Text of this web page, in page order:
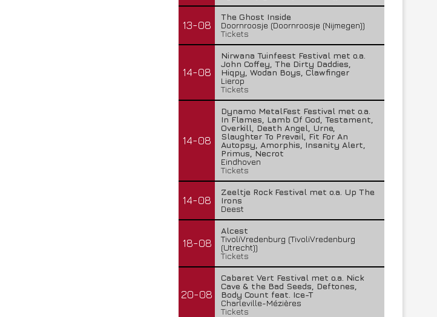
13-08
The Ghost Inside
Doornroosje (Doornroosje (Nijmegen))
Tickets
14-08
Nirwana Tuinfeest Festival met o.a.
John Coffey, The Dirty Daddies,
Hiqpy, Wodan Boys, Clawfinger
Lierop
Tickets
14-08
Dynamo MetalFest Festival met o.a.
In Flames, Lamb Of God, Testament,
Overkill, Death Angel, Urne,
Slaughter To Prevail, Fit For An
Autopsy, Amorphis, Insanity Alert,
Primus, Necrot
Eindhoven
Tickets
14-08
Zeeltje Rock Festival met o.a. Up The
Irons
Deest
18-08
Alcest
TivoliVredenburg (TivoliVredenburg
(Utrecht))
Tickets
20-08
Cabaret Vert Festival met o.a. Nick
Cave & the Bad Seeds, Deftones,
Body Count feat. Ice-T
Charleville-Mézières
Tickets